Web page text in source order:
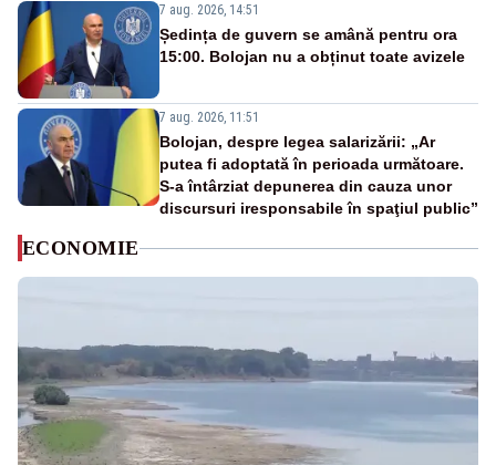
7 aug. 2026, 14:51
Ședința de guvern se amână pentru ora
15:00. Bolojan nu a obținut toate avizele
7 aug. 2026, 11:51
Bolojan, despre legea salarizării: „Ar
putea fi adoptată în perioada următoare.
S-a întârziat depunerea din cauza unor
discursuri iresponsabile în spaţiul public”
ECONOMIE